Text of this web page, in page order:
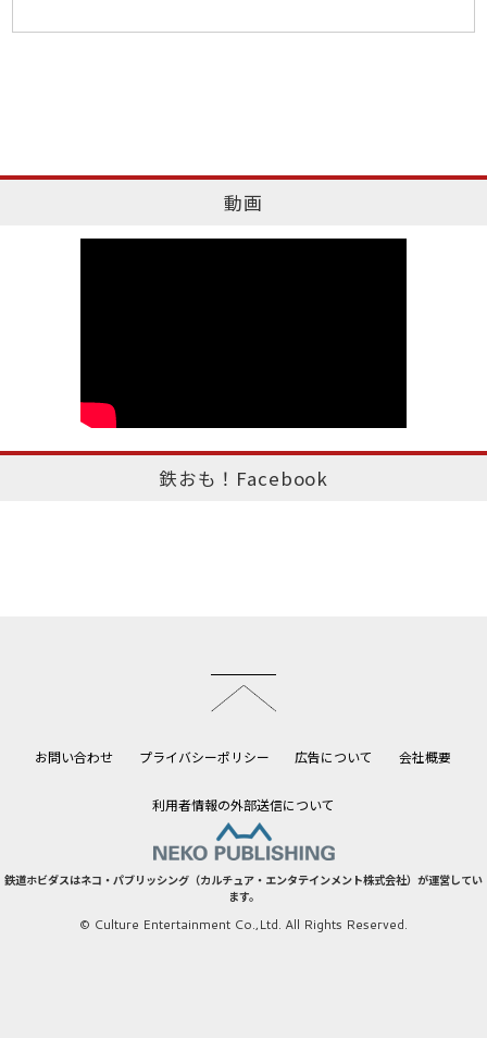
動画
鉄おも！Facebook
お問い合わせ プライバシーポリシー 広告について 会社概要
利用者情報の外部送信について
鉄道ホビダスはネコ・パブリッシング（カルチュア・エンタテインメント株式会社）が運営してい
ます。
© Culture Entertainment Co.,Ltd. All Rights Reserved.